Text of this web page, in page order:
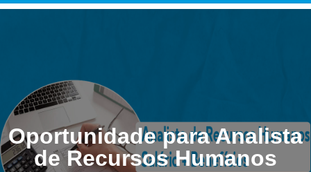
Oportunidade para Analista
de Recursos Humanos